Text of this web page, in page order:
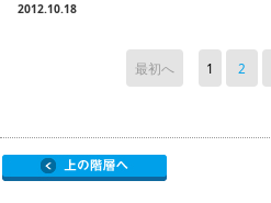
2012.10.18
最初へ 1 2